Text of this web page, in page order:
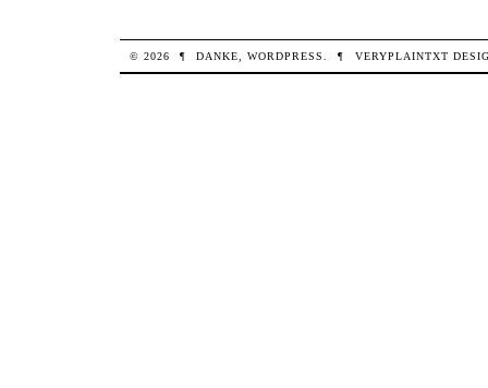
© 2026 ¶ DANKE,WORDPRESS. ¶ VERYPLAINTXT